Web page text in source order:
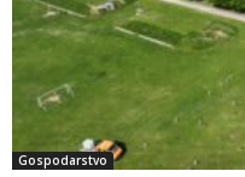
Gospodarstvo